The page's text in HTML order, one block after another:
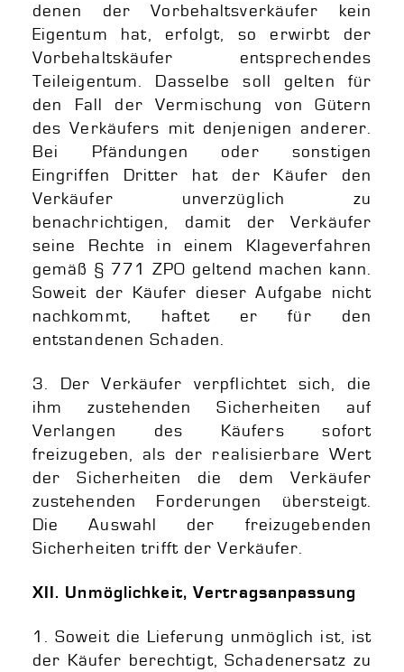
denen der Vorbehaltsverkäufer kein
Eigentum hat, erfolgt, so erwirbt der
Vorbehaltskäufer entsprechendes
Teileigentum. Dasselbe soll gelten für
den Fall der Vermischung von Gütern
des Verkäufers mit denjenigen anderer.
Bei Pfändungen oder sonstigen
Eingriffen Dritter hat der Käufer den
Verkäufer unverzüglich zu
benachrichtigen, damit der Verkäufer
seine Rechte in einem Klageverfahren
gemäß § 771 ZPO geltend machen kann.
Soweit der Käufer dieser Aufgabe nicht
nachkommt, haftet er für den
entstandenen Schaden.
3. Der Verkäufer verpflichtet sich, die
ihm zustehenden Sicherheiten auf
Verlangen des Käufers sofort
freizugeben, als der realisierbare Wert
der Sicherheiten die dem Verkäufer
zustehenden Forderungen übersteigt.
Die Auswahl der freizugebenden
Sicherheiten trifft der Verkäufer.
XII. Unmöglichkeit, Vertragsanpassung
1. Soweit die Lieferung unmöglich ist, ist
der Käufer berechtigt, Schadenersatz zu